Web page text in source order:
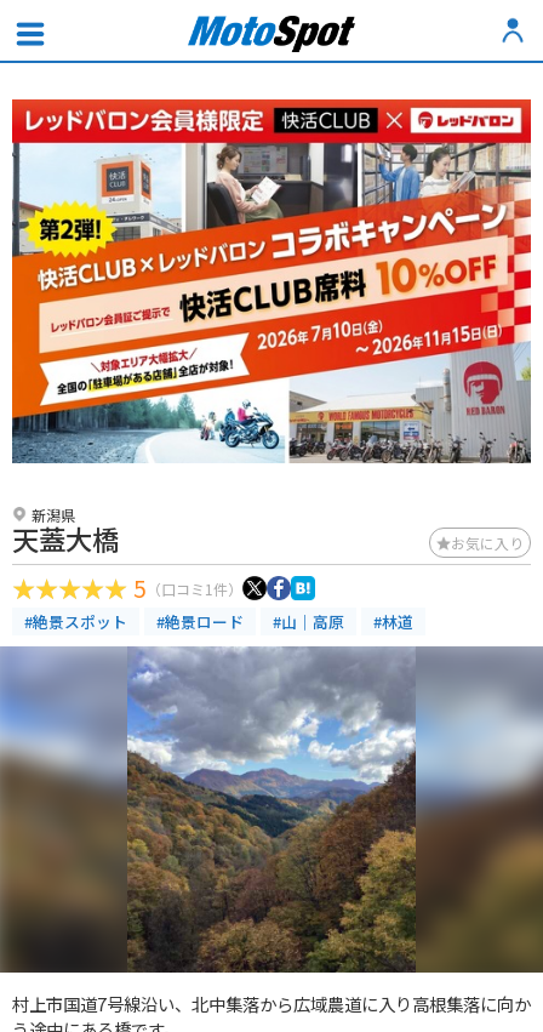
新潟県
天蓋大橋 お気に入り
5 （口コミ1件）
#絶景スポット #絶景ロード #山｜高原 #林道
村上市国道7号線沿い、北中集落から広域農道に入り高根集落に向か